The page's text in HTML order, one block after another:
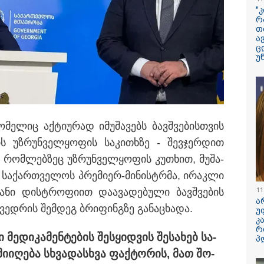
რომ ფერმენტები,
აუცილებელ
წარმართავენ, ბაქტერიებსა
სრულიად
პოპულარული
რეალურ
"ბავშვობიდან
ფანატიკურად
მარტინ
ენასა და
შეყვარებული
ჩაიდინა
დანაშაული" -
ავალიანის
პროკურორი ნია
მამის
ჩანაწერის
ასაჯაროებს
დედამიწაზე
წარმოშობის
არსებული
თავდაყირა
აღმოაჩინეს
აქ­ტი­უ­რად იმუ­შა­ვებს ბავ­შვე­ბის­თვის
უზ­რუნ­ველ­ყო­ფის სა­კი­თხზე - შევ­ჯერ­დით
რომ­ლებ­ზეც უზ­რუნ­ველ­ყო­ფის კუ­თხით, მუ­შა­
სა­ქარ­თვე­ლოს პრე­მი­ერ-მი­ნის­ტრმა, ირაკ­ლი
დის­ტრო­ფი­ით და­ა­ვა­დე­ბუ­ლი ბავ­შვე­ბის
შემ­დეგ ბრი­ფინგზე გა­ნა­ცხა­და.
შეს­ყიდ­ვის შე­სა­ხებ სა­
სხვა­დას­ხვა ფაქ­ტო­რის, მათ შო­